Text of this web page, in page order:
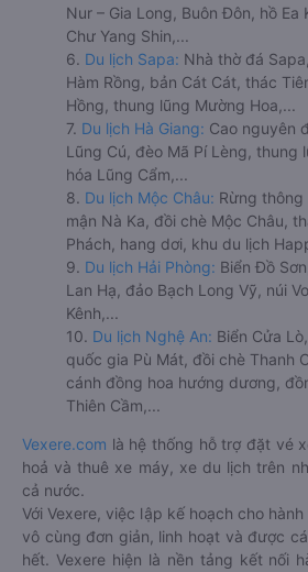
Nur – Gia Long, Buôn Đôn, hồ
Chư Yang Shin,...
6. Du lịch Sapa: Nhà thờ đá
Hàm Rồng, bản Cát Cát, thác
Hồng, thung lũng Mường Hoa,...
7. Du lịch Hà Giang: Cao nguyên
Lũng Cú, đèo Mã Pí Lèng, thung
hóa Lũng Cẩm,...
8. Du lịch Mộc Châu: Rừng thông
mận Nà Ka, đồi chè Mộc Châu,
Phách, hang dơi, khu du lịch
9. Du lịch Hải Phòng: Biển Đồ
Lan Hạ, đảo Bạch Long Vỹ, núi
Kênh,...
10. Du lịch Nghệ An: Biển Cửa
quốc gia Pù Mát, đồi chè Thanh
cánh đồng hoa hướng dương,
Thiên Cầm,...
Vexere.com là hệ thống hỗ trợ đặt vé
hoả và thuê xe máy, xe du lịch trên
cả nước.
Với Vexere, việc lập kế hoạch cho
vô cùng đơn giản, linh hoạt và được
hết. Vexere hiện là nền tảng kết nối